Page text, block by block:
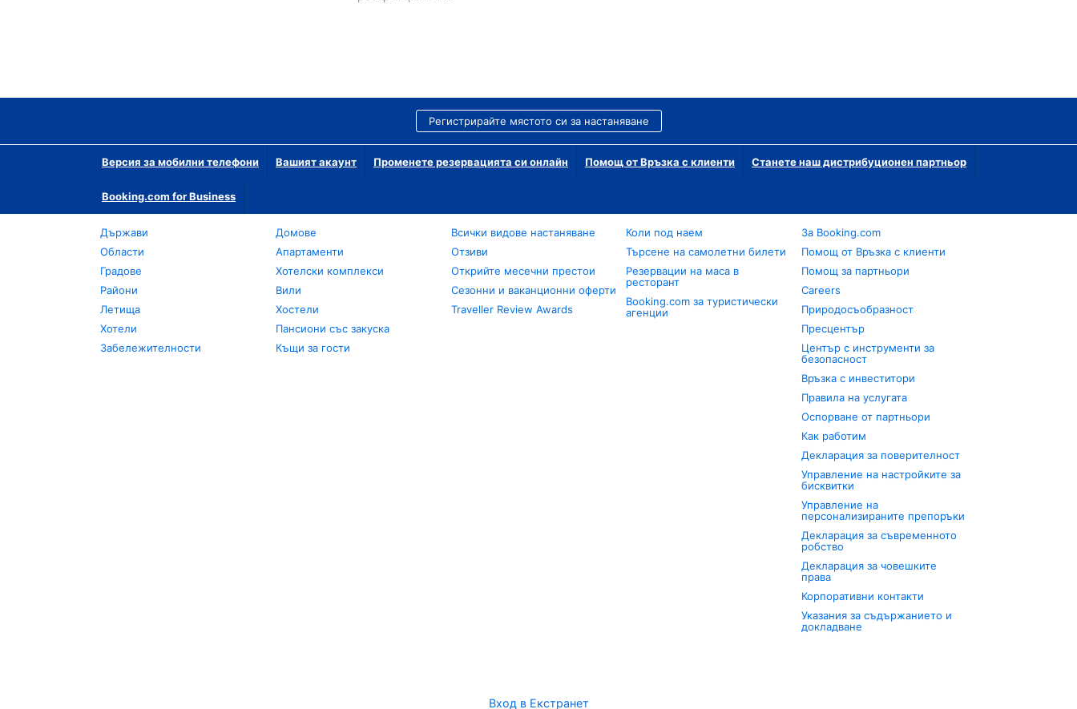
Регистрирайте мястото си за настаняване
Версия за мобилни телефони Вашият акаунт Променете резервацията си онлайн Помощ от Връзка с клиенти Станете наш дистрибуционен партньор
Booking.com for Business
Държави
Области
Градове
Райони
Летища
Хотели
Забележителности
Домове
Апартаменти
Хотелски комплекси
Вили
Хостели
Пансиони със закуска
Къщи за гости
Всички видове настаняване
Отзиви
Открийте месечни престои
Сезонни и ваканционни оферти
Traveller Review Awards
Коли под наем
Търсене на самолетни билети
Резервации на маса в
ресторант
Booking.com за туристически
агенции
За Booking.com
Помощ от Връзка с клиенти
Помощ за партньори
Careers
Природосъобразност
Пресцентър
Център с инструменти за
безопасност
Връзка с инвеститори
Правила на услугата
Оспорване от партньори
Как работим
Декларация за поверителност
Управление на настройките за
бисквитки
Управление на
персонализираните препоръки
Декларация за съвременното
робство
Декларация за човешките
права
Корпоративни контакти
Указания за съдържанието и
докладване
Вход в Екстранет